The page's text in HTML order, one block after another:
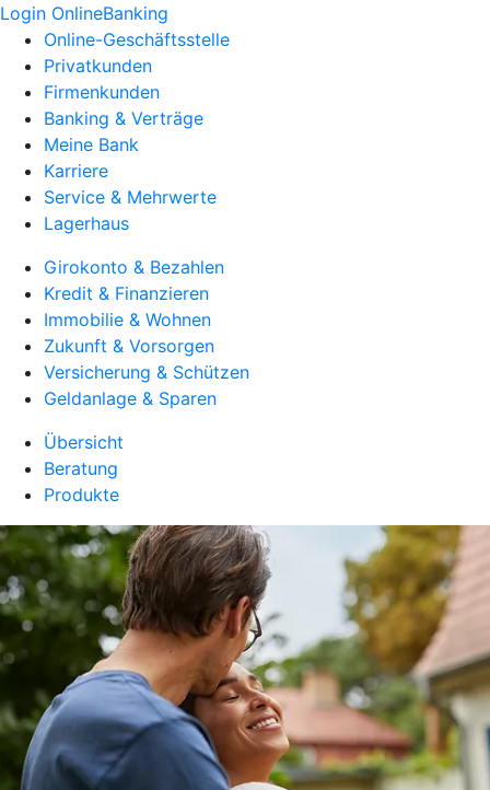
Login OnlineBanking
Online-Geschäftsstelle
Privatkunden
Firmenkunden
Banking & Verträge
Meine Bank
Karriere
Service & Mehrwerte
Lagerhaus
Girokonto & Bezahlen
Kredit & Finanzieren
Immobilie & Wohnen
Zukunft & Vorsorgen
Versicherung & Schützen
Geldanlage & Sparen
Übersicht
Beratung
Produkte